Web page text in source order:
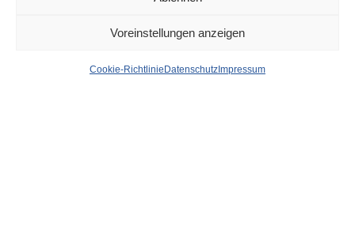
Voreinstellungen anzeigen
Cookie-Richtlinie Datenschutz Impressum